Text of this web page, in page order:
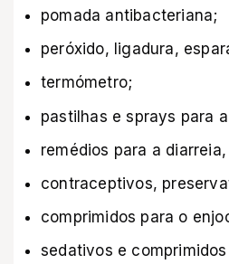
pomada antibacteriana;
peróxido, ligadura,
termómetro;
pastilhas e sprays para
remédios para a
contraceptivos,
comprimidos para o
sedativos e